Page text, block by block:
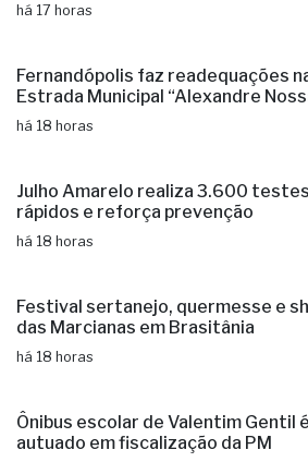
há 17 horas
Fernandópolis faz readequações
Estrada Municipal “Alexandre
há 18 horas
Julho Amarelo realiza 3.600 testes
rápidos e reforça prevenção
há 18 horas
Festival sertanejo, quermesse e
das Marcianas em Brasitânia
há 18 horas
Ônibus escolar de Valentim Gentil é
autuado em fiscalização da PM